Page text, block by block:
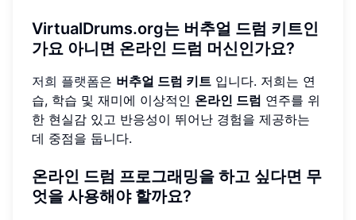
VirtualDrums.org는 버추얼 드럼 키트인
가요 아니면 온라인 드럼 머신인가요?
저희 플랫폼은 버추얼 드럼 키트 입니다. 저희는 연
습, 학습 및 재미에 이상적인 온라인 드럼 연주를 위
한 현실감 있고 반응성이 뛰어난 경험을 제공하는
데 중점을 둡니다.
온라인 드럼 프로그래밍을 하고 싶다면 무
엇을 사용해야 할까요?